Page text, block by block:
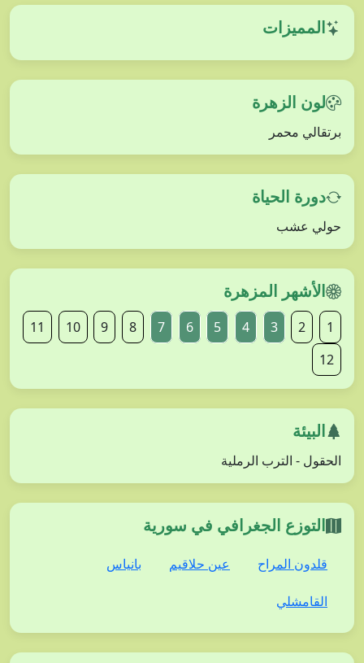
المميزات
لون الزهرة
برتقالي محمر
دورة الحياة
حولي عشب
الأشهر المزهرة
1
2
3
4
5
6
7
8
9
10
11
12
البيئة
الحقول - الترب الرملية
التوزع الجغرافي في سورية
قلدون المراح عين حلاقيم بانياس
القامشلي